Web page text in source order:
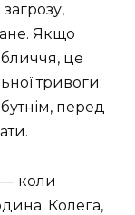
Якщо
це
тривоги:
перед
— коли
Колега,